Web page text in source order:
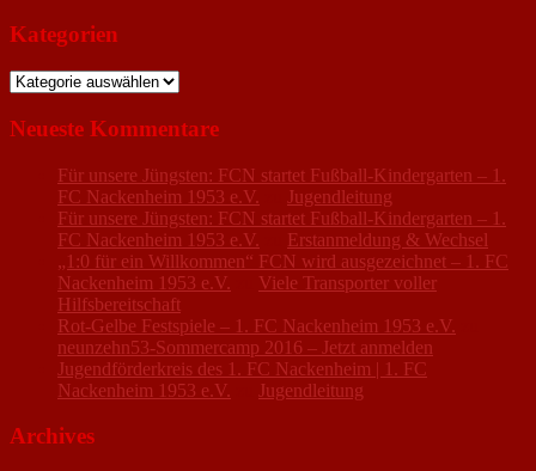
Kategorien
Kategorien
Neueste Kommentare
Für unsere Jüngsten: FCN startet Fußball-Kindergarten – 1.
FC Nackenheim 1953 e.V.
Jugendleitung
Für unsere Jüngsten: FCN startet Fußball-Kindergarten – 1.
FC Nackenheim 1953 e.V.
Erstanmeldung & Wechsel
„1:0 für ein Willkommen“ FCN wird ausgezeichnet – 1. FC
Nackenheim 1953 e.V.
Viele Transporter voller
Hilfsbereitschaft
Rot-Gelbe Festspiele – 1. FC Nackenheim 1953 e.V.
neunzehn53-Sommercamp 2016 – Jetzt anmelden
Jugendförderkreis des 1. FC Nackenheim | 1. FC
Nackenheim 1953 e.V.
Jugendleitung
Archives